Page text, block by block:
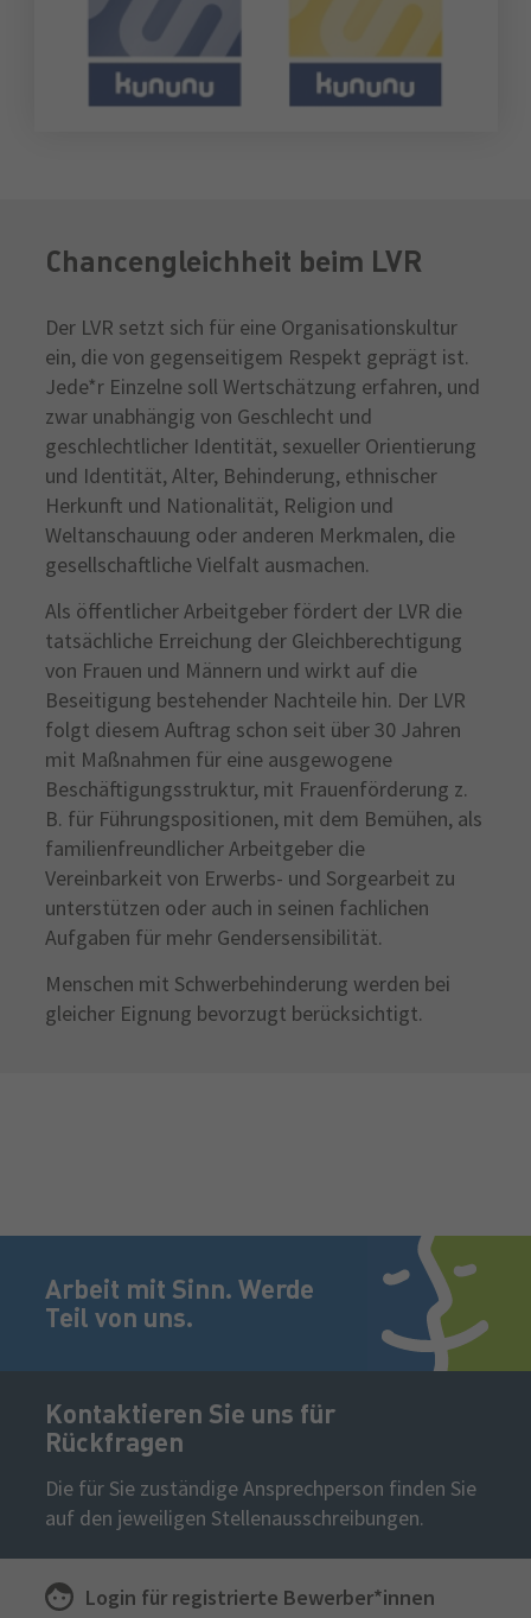
Chancengleichheit beim LVR
Der LVR setzt sich für eine Organisationskultur
ein, die von gegenseitigem Respekt geprägt ist.
Jede*r Einzelne soll Wertschätzung erfahren, und
zwar unabhängig von Geschlecht und
geschlechtlicher Identität, sexueller Orientierung
und Identität, Alter, Behinderung, ethnischer
Herkunft und Nationalität, Religion und
Weltanschauung oder anderen Merkmalen, die
gesellschaftliche Vielfalt ausmachen.
Als öffentlicher Arbeitgeber fördert der LVR die
tatsächliche Erreichung der Gleichberechtigung
von Frauen und Männern und wirkt auf die
Beseitigung bestehender Nachteile hin. Der LVR
folgt diesem Auftrag schon seit über 30 Jahren
mit Maßnahmen für eine ausgewogene
Beschäftigungsstruktur, mit Frauenförderung z.
B. für Führungspositionen, mit dem Bemühen, als
familienfreundlicher Arbeitgeber die
Vereinbarkeit von Erwerbs- und Sorgearbeit zu
unterstützen oder auch in seinen fachlichen
Aufgaben für mehr Gendersensibilität.
Menschen mit Schwerbehinderung werden bei
gleicher Eignung bevorzugt berücksichtigt.
Jetzt bewerben!
Fußzeile
Arbeit mit Sinn. Werde
Teil von uns.
Kontaktieren Sie uns für
Rückfragen
Die für Sie zuständige Ansprechperson finden Sie
auf den jeweiligen Stellenausschreibungen.
Login für registrierte Bewerber*innen